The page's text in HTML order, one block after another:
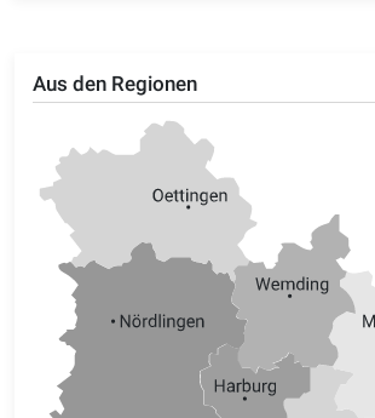
Aus den Regionen